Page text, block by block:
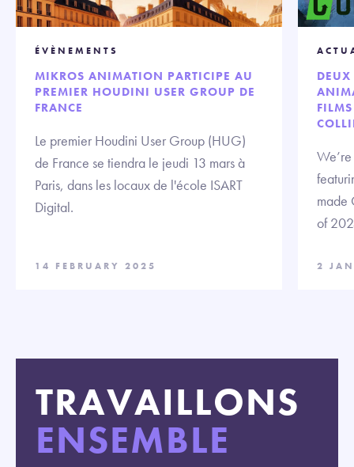
ÉVÈNEMENTS
MIKROS ANIMATION PARTICIPE AU
PREMIER HOUDINI USER GROUP DE
FRANCE
Le premier Houdini User Group (HUG)
de France se tiendra le jeudi 13 mars à
Paris, dans les locaux de l'école ISART
Digital.
14 FEBRUARY 2025
made
of
2
TRAVAILLONS
ENSEMBLE